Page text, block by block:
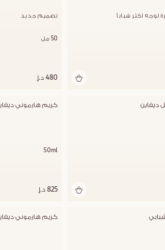
لوجه اكثر شباباُ تصميم جديد
50 مل
480 د.إ
ديفاين كريم هارموني
50ml
825 د.إ
كريم هارموني